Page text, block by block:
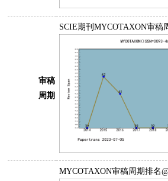
审稿
周期
SCIE期刊MYCOTAXON审稿
MYCOTAXON审稿周期排名